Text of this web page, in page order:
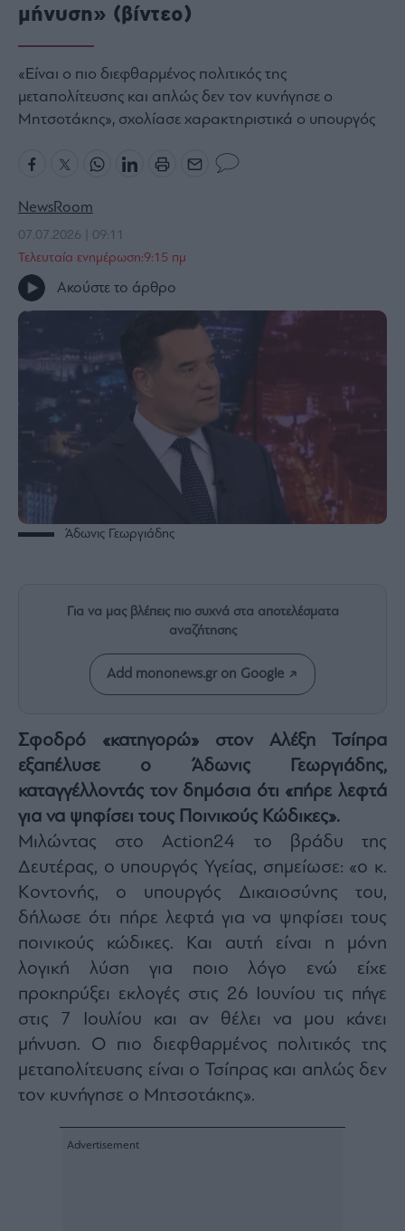
Law
Financial
Times
The
Room
301
My
Story
Media
θετικά
Rumors
Άρθρα
Auto
Life
&
Style
Υγεία
Architecture
&
Design
Fashion
&
Art
Watches
Yachts
Table
For
Two
Μετοχές
μήνυση» (βίντεο)
«Είναι ο πιο διεφθαρμένος πολιτικός της
μεταπολίτευσης και απλώς δεν τον κυνήγησε ο
Μητσοτάκης», σχολίασε χαρακτηριστικά ο υπουργός
NewsRoom
07.07.2026 | 09:11
Τελευταία ενημέρωση:9:15 πμ
Ακούστε το άρθρο
Άδωνις Γεωργιάδης
Για να μας βλέπεις πιο συχνά στα αποτελέσματα
αναζήτησης
Add mononews.gr on Google
Σφοδρό «κατηγορώ» στον Αλέξη Τσίπρα
εξαπέλυσε ο Άδωνις Γεωργιάδης,
καταγγέλλοντάς τον δημόσια ότι «πήρε λεφτά
για να ψηφίσει τους Ποινικούς Κώδικες».
Μιλώντας στο Action24 το βράδυ της
Δευτέρας, ο υπουργός Υγείας, σημείωσε: «ο κ.
Κοντονής, ο υπουργός Δικαιοσύνης του,
δήλωσε ότι πήρε λεφτά για να ψηφίσει τους
ποινικούς κώδικες. Και αυτή είναι η μόνη
λογική λύση για ποιο λόγο ενώ είχε
προκηρύξει εκλογές στις 26 Ιουνίου τις πήγε
στις 7 Ιουλίου και αν θέλει να μου κάνει
μήνυση. Ο πιο διεφθαρμένος πολιτικός της
μεταπολίτευσης είναι ο Τσίπρας και απλώς δεν
τον κυνήγησε ο Μητσοτάκης».